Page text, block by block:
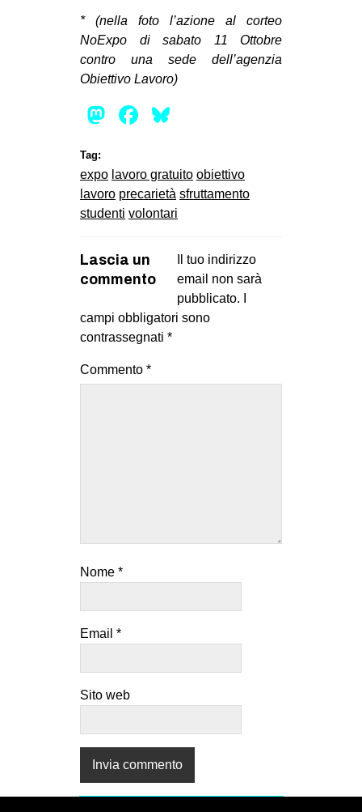
* (nella foto l’azione al corteo
NoExpo di sabato 11 Ottobre
contro una sede dell’agenzia
Obiettivo Lavoro)
Mastodon
Facebook
Tag:
expo lavoro gratuito obiettivo
lavoro precarietà sfruttamento
studenti volontari
Lascia un
commento
Il tuo indirizzo
email non sarà
pubblicato.
campi obbligatori sono
contrassegnati *
Commento *
Nome *
Email *
Sito web